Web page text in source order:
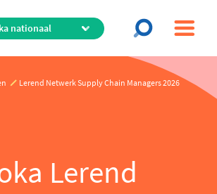
Lerend Netwerk Supply Chain Managers 2026
Lerend